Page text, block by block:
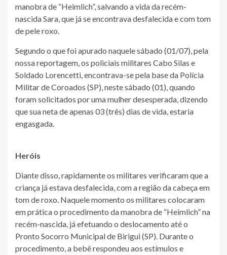
manobra de “Heimlich”, salvando a vida da recém-
nascida Sara, que já se encontrava desfalecida e com tom
de pele roxo.
Segundo o que foi apurado naquele sábado (01/07), pela
nossa reportagem, os policiais militares Cabo Silas e
Soldado Lorencetti, encontrava-se pela base da Polícia
Militar de Coroados (SP), neste sábado (01), quando
foram solicitados por uma mulher desesperada, dizendo
que sua neta de apenas 03 (três) dias de vida, estaria
engasgada.
Heróis
Diante disso, rapidamente os militares verificaram que a
criança já estava desfalecida, com a região da cabeça em
tom de roxo. Naquele momento os militares colocaram
em prática o procedimento da manobra de “Heimlich” na
recém-nascida, já efetuando o deslocamento até o
Pronto Socorro Municipal de Birigui (SP). Durante o
procedimento, a bebê respondeu aos estímulos e